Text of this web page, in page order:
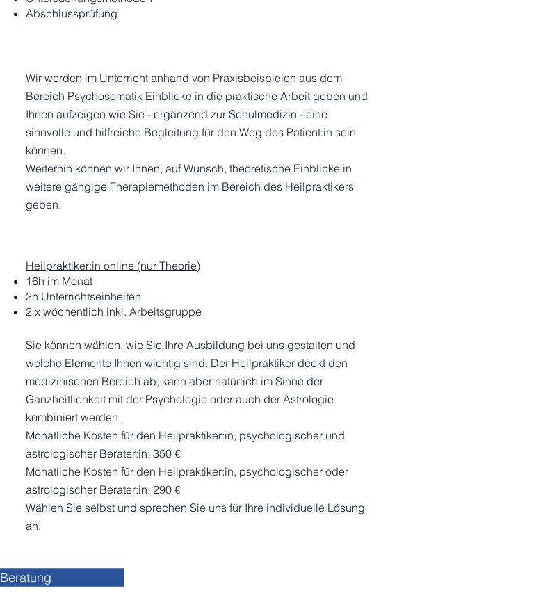
Abschlussprüfung
Wir werden im Unterricht anhand von Praxisbeispielen aus dem
Bereich Psychosomatik Einblicke in die praktische Arbeit geben und
Ihnen aufzeigen wie Sie - ergänzend zur Schulmedizin - eine
sinnvolle und hilfreiche Begleitung für den Weg des Patient:in sein
können.
Weiterhin können wir Ihnen, auf Wunsch, theoretische Einblicke in
weitere gängige Therapiemethoden im Bereich des Heilpraktikers
geben.
​Heilpraktiker:in online (nur Theorie)
16h im Monat
2h Unterrichtseinheiten
2 x wöchentlich inkl. Arbeitsgruppe
Sie können wählen, wie Sie Ihre Ausbildung bei uns gestalten und
welche Elemente Ihnen wichtig sind. Der Heilpraktiker deckt den
medizinischen Bereich ab, kann aber natürlich im Sinne der
Ganzheitlichkeit mit der Psychologie oder auch der Astrologie
kombiniert werden.
Monatliche Kosten für den Heilpraktiker:in, psychologischer und
astrologischer Berater:in: 350 €
Monatliche Kosten für den Heilpraktiker:in, psychologischer oder
astrologischer Berater:in: 290 €
Wählen Sie selbst und sprechen Sie uns für Ihre individuelle Lösung
an.
Beratung